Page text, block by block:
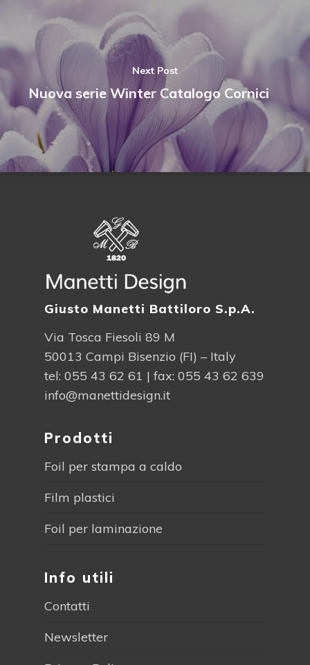
Next Post
Nuova serie Winter Catalogo Cornici
Giusto Manetti Battiloro S.p.A.
Via Tosca Fiesoli 89 M
50013 Campi Bisenzio (FI) – Italy
tel: 055 43 62 61 | fax: 055 43 62 639
info@manettidesign.it
Prodotti
Foil per stampa a caldo
Film plastici
Foil per laminazione
Info utili
Contatti
Newsletter